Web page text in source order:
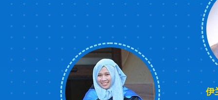
世界公众科学素质促进大会将在北京举行
伊